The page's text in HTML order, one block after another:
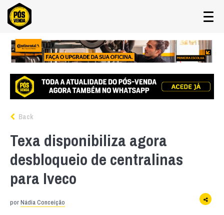
Back
Texa disponibiliza agora
desbloqueio de centralinas
para Iveco
porNádia Conceição